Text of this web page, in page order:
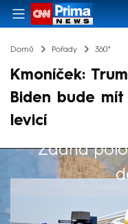
Domů Pořady 360°
Kmoníček:
Biden bude
levicí
Žádná
Výběr redakce